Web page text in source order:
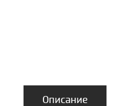
Описание